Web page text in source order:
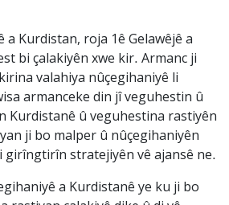
a Kurdistan, roja 1ê Gelawêjê a
bi çalakiyên xwe kir. Armanc ji
valahiya nûçegihaniyê li
armanceke din jî veguhestin û
Kurdistanê û veguhestina rastiyên
ji bo malper û nûçegihaniyên
girîngtirîn stratejiyên vê ajansê ne.
a Kurdistanê ye ku ji bo